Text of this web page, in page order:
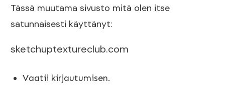
Tässä muutama sivusto mitä olen itse
satunnaisesti käyttänyt:
sketchuptextureclub.com
Vaatii kirjautumisen.